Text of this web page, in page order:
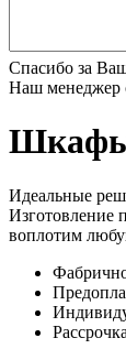
Спасибо за
Наш менеджер
Идеальные
Изготовление
воплотим